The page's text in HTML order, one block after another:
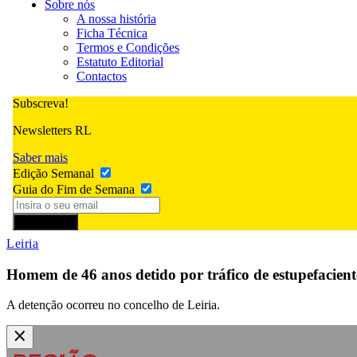
Sobre nós
A nossa história
Ficha Técnica
Termos e Condições
Estatuto Editorial
Contactos
Subscreva!
Newsletters RL
Saber mais
Edição Semanal
Guia do Fim de Semana
Leiria
Homem de 46 anos detido por tráfico de
A detenção ocorreu no concelho de Leiria.